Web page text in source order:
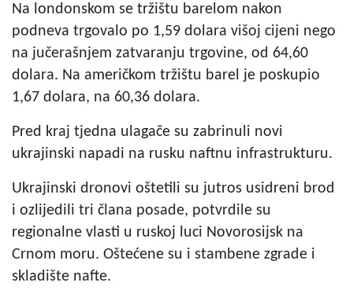
Na londonskom se tržištu barelom nakon
podneva trgovalo po 1,59 dolara višoj cijeni nego
na jučerašnjem zatvaranju trgovine, od 64,60
dolara. Na američkom tržištu barel je poskupio
1,67 dolara, na 60,36 dolara.
Pred kraj tjedna ulagače su zabrinuli novi
ukrajinski napadi na rusku naftnu infrastrukturu.
Ukrajinski dronovi oštetili su jutros usidreni brod
i ozlijedili tri člana posade, potvrdile su
regionalne vlasti u ruskoj luci Novorosijsk na
Crnom moru. Oštećene su i stambene zgrade i
skladište nafte.